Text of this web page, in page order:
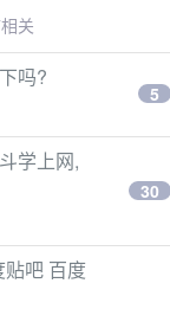
关
吗?
5
学上网,
30
吧 百度